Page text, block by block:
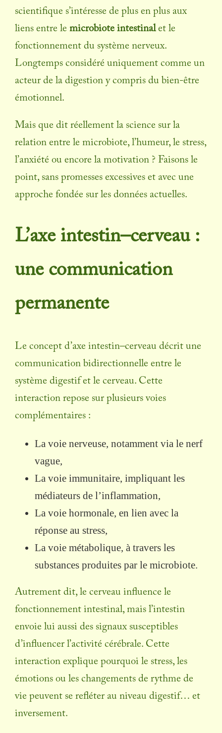
scientifique s’intéresse de plus en plus aux
liens entre le microbiote intestinalet le
fonctionnement du système nerveux.
Longtemps considéré uniquement comme un
acteur de la digestion y compris du bien-être
émotionnel.
Mais que dit réellement la science sur la
relation entre le microbiote, l’humeur, le stress,
l’anxiété ou encore la motivation ? Faisons le
point, sans promesses excessives et avec une
approche fondée sur les données actuelles.
L’axe intestin–cerveau :
une communication
permanente
Le concept d’axe intestin–cerveau décrit une
communication bidirectionnelle entre le
système digestif et le cerveau. Cette
interaction repose sur plusieurs voies
complémentaires :
La voie nerveuse, notamment via le nerf
vague,
La voie immunitaire, impliquant les
médiateurs de l’inflammation,
La voie hormonale, en lien avec la
réponse au stress,
La voie métabolique, à travers les
substances produites par le microbiote.
Autrement dit, le cerveau influence le
fonctionnement intestinal, mais l’intestin
envoie lui aussi des signaux susceptibles
d’influencer l’activité cérébrale. Cette
interaction explique pourquoi le stress, les
émotions ou les changements de rythme de
vie peuvent se refléter au niveau digestif… et
inversement.